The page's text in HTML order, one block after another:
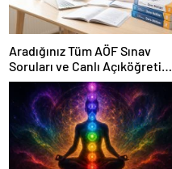
Aradığınız Tüm AÖF Sınav
Soruları ve Canlı Açıköğretim
Forumu Burada